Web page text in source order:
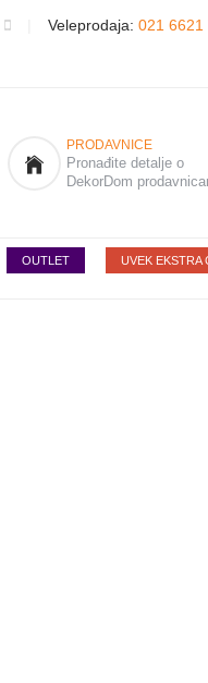
Veleprodaja: 021 6621
PRODAVNICE
Pronađite detalje o
DekorDom
OUTLET UVEK EKSTRA